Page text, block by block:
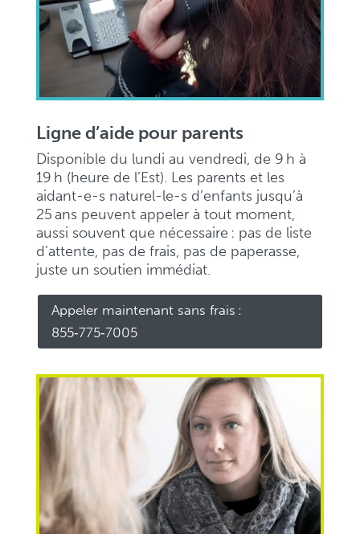
Ligne d’aide pour parents
Disponible du lundi au vendredi, de 9 h à
19 h (heure de l’Est). Les parents et les
aidant-e-s naturel-le-s d’enfants jusqu’à
25 ans peuvent appeler à tout moment,
aussi souvent que nécessaire : pas de liste
d’attente, pas de frais, pas de paperasse,
juste un soutien immédiat.
Appeler maintenant sans frais :
855‑775‑7005